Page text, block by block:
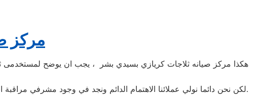
مركز
هكذا مركز صيانه ثلاجات كريازي بسيدي بشر ، يجب ان يوضح لمستخدمى
لكن نحن دائما نولي عملائنا الاهتمام الدائم ونجد في وجود مشرفي مراقبة الجودة الاختيار الامثل لخروج اجهزة الثلاجات سواء من مركز الصيانه لثلاجات كريازي المعتمد بسيدي بشر او من منزل العميل.